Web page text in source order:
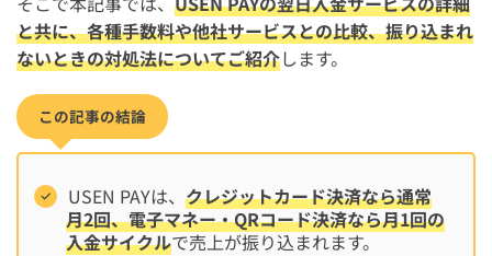
と共に、各種手数料や他社サービスとの比較、振り込まれ
ないときの対処法についてご紹介します。
この記事の結論
USEN PAYは、クレジットカード決済なら通常
月2回、電子マネー・QRコード決済なら月1回の
入金サイクルで売上が振り込まれます。